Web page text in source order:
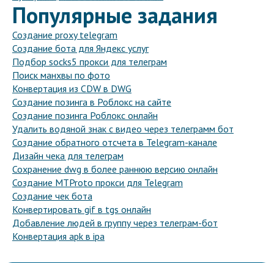
Популярные задания
Создание proxy telegram
Создание бота для Яндекс услуг
Подбор socks5 прокси для телеграм
Поиск манхвы по фото
Конвертация из CDW в DWG
Создание позинга в Роблокс на сайте
Создание позинга Роблокс онлайн
Удалить водяной знак с видео через телеграмм бот
Создание обратного отсчета в Telegram-канале
Дизайн чека для телеграм
Сохранение dwg в более раннюю версию онлайн
Создание MTProto прокси для Telegram
Создание чек бота
Конвертировать gif в tgs онлайн
Добавление людей в группу через телеграм-бот
Конвертация apk в ipa